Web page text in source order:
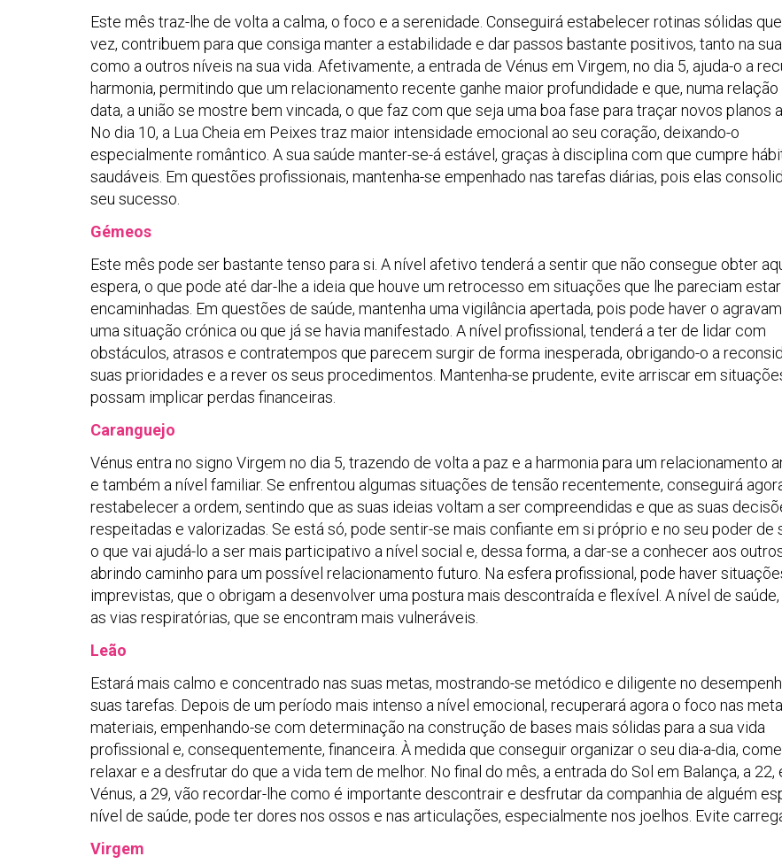
Este mês traz-lhe de volta a calma, o foco e a serenidade. Conseguirá estabelecer rotinas sólidas
vez, contribuem para que consiga manter a estabilidade e dar passos bastante positivos, tanto na
como a outros níveis na sua vida. Afetivamente, a entrada de Vénus em Virgem, no dia 5, ajuda-o a
harmonia, permitindo que um relacionamento recente ganhe maior profundidade e que, numa
data, a união se mostre bem vincada, o que faz com que seja uma boa fase para traçar novos planos
No dia 10, a Lua Cheia em Peixes traz maior intensidade emocional ao seu coração, deixando-o
especialmente romântico. A sua saúde manter-se-á estável, graças à disciplina com que cumpre
saudáveis. Em questões profissionais, mantenha-se empenhado nas tarefas diárias, pois elas
seu sucesso.
Gémeos
Este mês pode ser bastante tenso para si. A nível afetivo tenderá a sentir que não consegue obter
espera, o que pode até dar-lhe a ideia que houve um retrocesso em situações que lhe pareciam
encaminhadas. Em questões de saúde, mantenha uma vigilância apertada, pois pode haver o
uma situação crónica ou que já se havia manifestado. A nível profissional, tenderá a ter de lidar com
obstáculos, atrasos e contratempos que parecem surgir de forma inesperada, obrigando-o a
suas prioridades e a rever os seus procedimentos. Mantenha-se prudente, evite arriscar em
possam implicar perdas financeiras.
Caranguejo
Vénus entra no signo Virgem no dia 5, trazendo de volta a paz e a harmonia para um relacionamento
e também a nível familiar. Se enfrentou algumas situações de tensão recentemente, conseguirá
restabelecer a ordem, sentindo que as suas ideias voltam a ser compreendidas e que as suas
respeitadas e valorizadas. Se está só, pode sentir-se mais confiante em si próprio e no seu poder de
o que vai ajudá-lo a ser mais participativo a nível social e, dessa forma, a dar-se a conhecer aos
abrindo caminho para um possível relacionamento futuro. Na esfera profissional, pode haver
imprevistas, que o obrigam a desenvolver uma postura mais descontraída e flexível. A nível de
as vias respiratórias, que se encontram mais vulneráveis.
Leão
Estará mais calmo e concentrado nas suas metas, mostrando-se metódico e diligente no
suas tarefas. Depois de um período mais intenso a nível emocional, recuperará agora o foco nas
materiais, empenhando-se com determinação na construção de bases mais sólidas para a sua vida
profissional e, consequentemente, financeira. À medida que conseguir organizar o seu dia-a-dia,
relaxar e a desfrutar do que a vida tem de melhor. No final do mês, a entrada do Sol em Balança, a 22,
Vénus, a 29, vão recordar-lhe como é importante descontrair e desfrutar da companhia de alguém
nível de saúde, pode ter dores nos ossos e nas articulações, especialmente nos joelhos. Evite
Virgem